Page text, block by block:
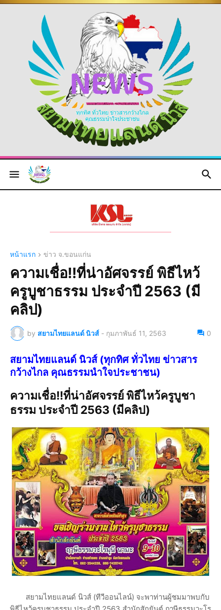
หน้าแรก ข่าว จ.ขอนแก่น
ความเชื่อ!!ที่น่าอัศจรรย์ พิธีไหว้
ครูบูชาธรรม ประจำปี 2563 (มี
คลิป)
by สยามไทยแลนด์ นิวส์ - กุมภาพันธ์ 11, 2563 0
สยามไทยแลนด์ นิวส์ (ทุกทิศ ทั่วไทย ข่าวสาร
กว้างไกล คุณธรรมนำใจประชาชน)
ความเชื่อ!!ที่น่าอัศจรรย์ พิธีไหว้ครูบูชา
ธรรม ประจำปี 2563 (มีคลิป)
สยามไทยแลนด์ นิวส์ (ทีวีออนไลน์) จะพาท่านผู้ชมมาพบกับ